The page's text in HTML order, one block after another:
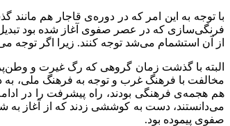
با توجه به این امر که در دوره‌ی قاجار هم مانند
فرنگی‌سازی که در عصر صفوی آغاز شده بود
از آن استشمام می‌شد توجه کنند. زیرا اگر
البته با گذشت زمان گروهی که رگ غیرت و
مخالفت با فرهنگ غرب و توجه به فرهنگ ملی،
هم هجمه‌ی فرهنگی بودند، راه پیشرفت را در
می‌دانستند، دست به کوششی زدند که از آغاز به
صفوی پیموده بود.